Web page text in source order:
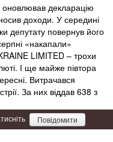
оновлював декларацію
доходи. У середині
депутату повернув його
«накапали»
LIMITED – трохи
І ще майже півтора
Витрачався
За них віддав 638 з
Повідомити